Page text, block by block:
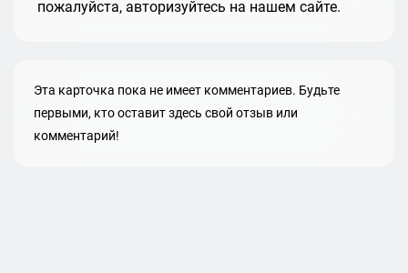
пожалуйста, авторизуйтесь на нашем сайте.
Эта карточка пока не имеет комментариев. Будьте
первыми, кто оставит здесь свой отзыв или
комментарий!